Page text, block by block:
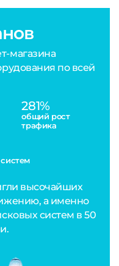
магазина
по всей
281%
общий рост
трафика
высочайших
а именно
систем в 50